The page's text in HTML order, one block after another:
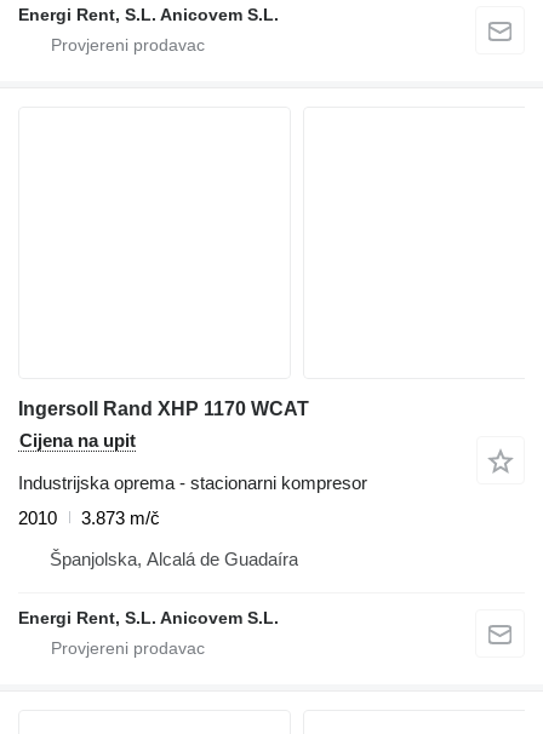
Energi Rent, S.L. Anicovem S.L.
Ingersoll Rand XHP 1170 WCAT
Cijena na upit
Industrijska oprema - stacionarni kompresor
2010
3.873 m/č
Španjolska, Alcalá de Guadaíra
Energi Rent, S.L. Anicovem S.L.